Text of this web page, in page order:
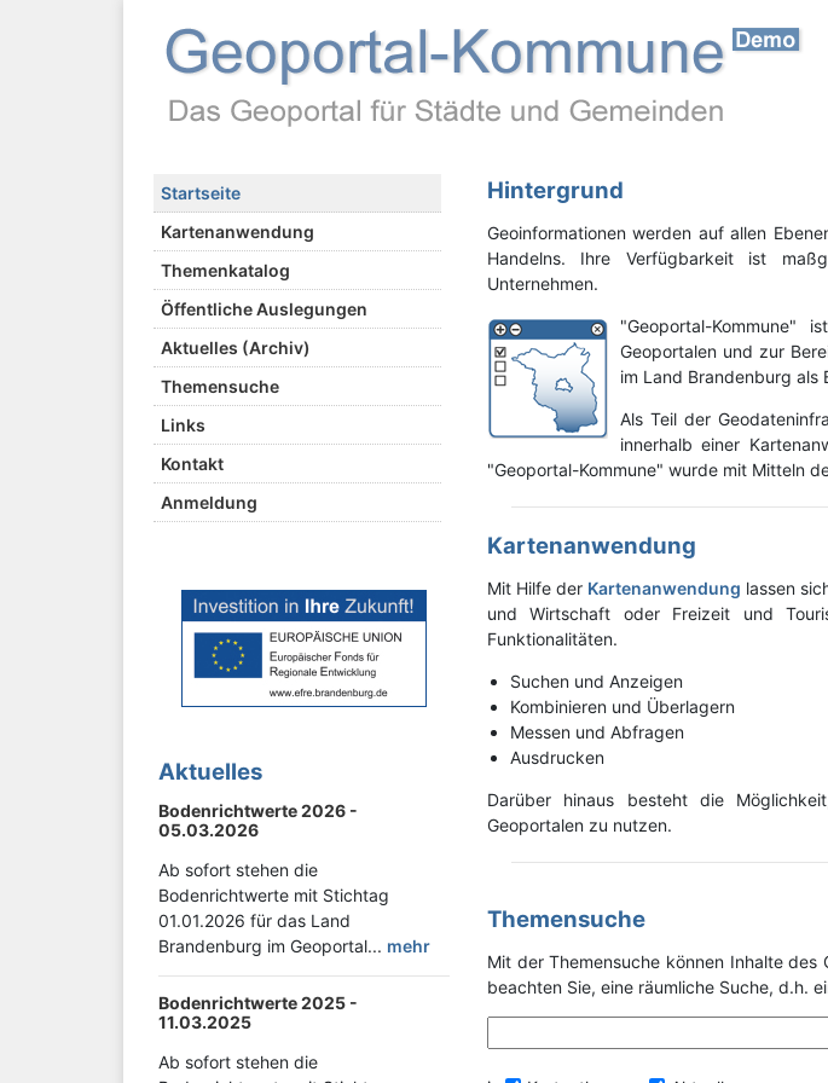
Startseite
Kartenanwendung
Themenkatalog
Öffentliche Auslegungen
Aktuelles (Archiv)
Themensuche
Links
Kontakt
Anmeldung
Aktuelles
Bodenrichtwerte 2026 -
05.03.2026
Ab sofort stehen die
Bodenrichtwerte mit Stichtag
01.01.2026 für das Land
Brandenburg im Geoportal... mehr
Bodenrichtwerte 2025 -
11.03.2025
Ab sofort stehen die
Hintergrund
Geoinformationen werden auf allen
Handelns. Ihre Verfügbarkeit ist
Unternehmen.
"Geoportal-Kommune"
Geoportalen und zur
im Land Brandenburg als
Als Teil der
innerhalb einer
"Geoportal-Kommune" wurde mit Mitteln
Kartenanwendung
Mit Hilfe der Kartenanwendung lassen
und Wirtschaft oder Freizeit und
Funktionalitäten.
Suchen und Anzeigen
Kombinieren und Überlagern
Messen und Abfragen
Ausdrucken
Darüber hinaus besteht die
Geoportalen zu nutzen.
Themensuche
Mit der Themensuche können Inhalte
beachten Sie, eine räumliche Suche, d.h.